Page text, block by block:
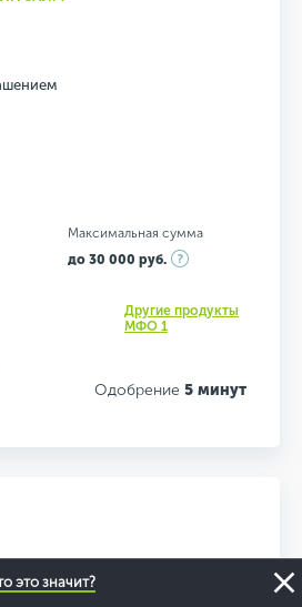
Максимальная сумма
до 30 000 руб.
Другие продукты
МФО 1
Одобрение 5 минут
НА-ДОНУ
это значит?